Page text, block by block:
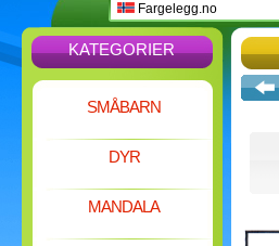
Fargelegg.no
KATEGORIER
SMÅBARN
DYR
MANDALA